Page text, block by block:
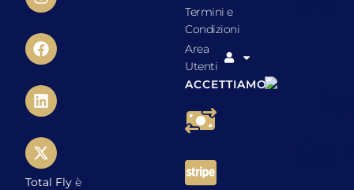
Total Flyè
Termini e
Condizioni
Area
Utenti
ACCETTIAMO